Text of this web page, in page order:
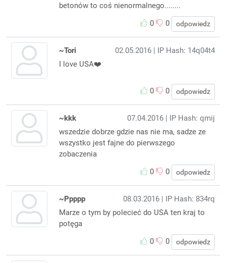
betonów to coś nienormalnego........
0
0 odpowiedz
02.05.2016 | IP Hash: 14q04t4
~Tori
I love USA❤️
0 0 odpowiedz
07.04.2016 | IP Hash: qmij
~kkk
wszedzie dobrze gdzie nas nie ma, sadze ze
wszystko jest fajne do pierwszego
zobaczenia
0
0 odpowiedz
08.03.2016 | IP Hash: 834rq
~Ppppp
Marze o tym by polecieć do USA ten kraj to
potęga
0
0 odpowiedz